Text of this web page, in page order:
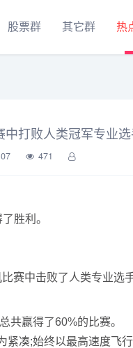
股票群 其它群 热
打败人类冠军专业
471
胜利。
赛中击败了人类专业选手
共赢得了60%的比赛。
凑;始终以最高速度飞